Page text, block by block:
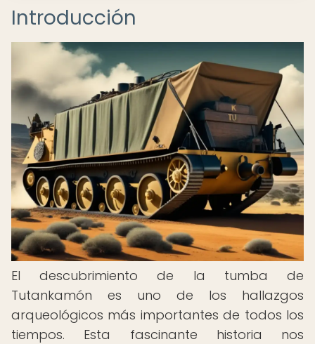
Introducción
El descubrimiento de la tumba de
Tutankamón es uno de los hallazgos
arqueológicos más importantes de todos los
tiempos. Esta fascinante historia nos